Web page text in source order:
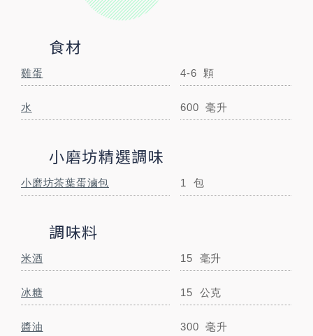
食材
雞蛋 4-6 顆
水 600 毫升
小磨坊精選調味
小磨坊茶葉蛋滷包 1 包
調味料
米酒 15 毫升
冰糖 15 公克
醬油 300 毫升
STEP BY STEP
跟著步驟一起做料理
STEP01